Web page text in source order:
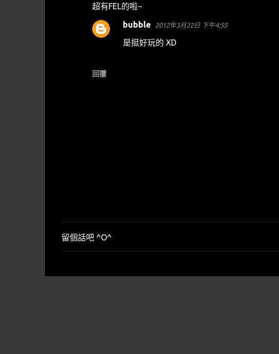
超有FEL的啦~
回覆
bubble 2012年3月22日 下午4:55
是挺好玩的 XD
張
貼
言
留個話吧 ^O^